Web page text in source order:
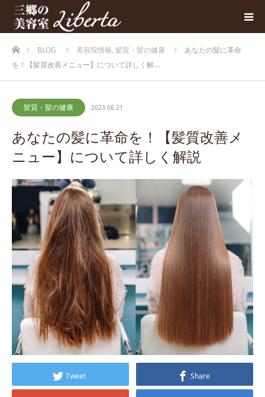
ホームBLOG 美容院情報, 髪質・髪の健康
あなたの髪に革命
を！【髪質改善メニュー】について詳しく解…
髪質・髪の健康 2023.06.21
あなたの髪に革命を！【髪質改善メ
ニュー】について詳しく解説
Tweet Share